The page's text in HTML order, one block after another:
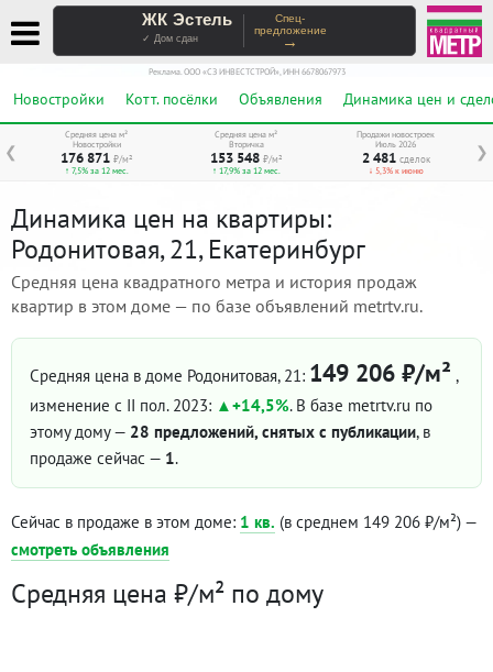
ЖК Эстель
✓ Дом сдан
Спец-
предложение
→
Реклама. ООО «СЗ ИНВЕСТСТРОЙ», ИНН 6678067973
Новостройки Котт. посёлки Объявления Динамика цен и
❮ ❯
Средняя цена м²
Новостройки
176 871 ₽/м²
↑ 7,5% за 12 мес.
Средняя цена м²
Вторичка
153 548 ₽/м²
↑ 17,9% за 12 мес.
Продажи новостроек
Июль 2026
2 481 сделок
↓ 5,3% к июню
Динамика цен на квартиры:
Родонитовая, 21, Екатеринбург
Средняя цена квадратного метра и история продаж
квартир в этом доме — по базе объявлений metrtv.ru.
Средняя цена в доме Родонитовая, 21: 149 206 ₽/м² ,
изменение с II пол. 2023:
+14,5%. В базе metrtv.ru по
этому дому — 28 предложений, снятых с публикации, в
продаже сейчас — 1.
Сейчас в продаже в этом доме: 1 кв. (в среднем 149 206 ₽/м²) —
смотреть объявления
Средняя цена ₽/м² по дому